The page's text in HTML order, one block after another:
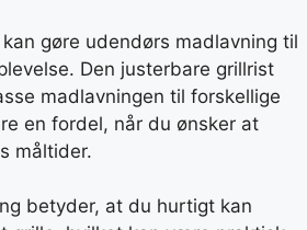
gøre udendørs madlavning til
Den justerbare grillrist
madlavningen til forskellige
en fordel, når du ønsker at
måltider.
betyder, at du hurtigt kan